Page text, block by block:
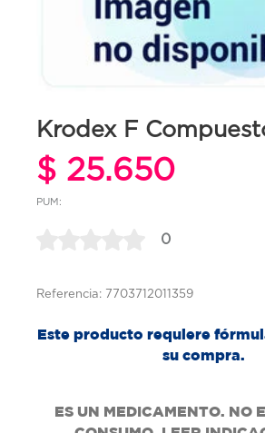
Krodex F
$ 25.650
PUM:
0
Referencia: 7703712011359
Este producto requiere
su compra.
ES UN MEDICAMENTO. NO